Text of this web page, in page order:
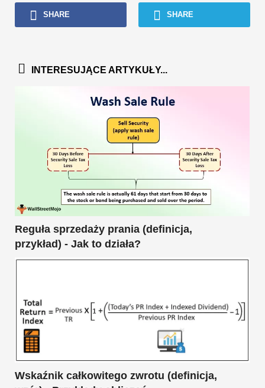
SHARE SHARE
INTERESUJĄCE ARTYKUŁY...
Reguła sprzedaży prania (definicja,
przykład) - Jak to działa?
Wskaźnik całkowitego zwrotu (definicja,